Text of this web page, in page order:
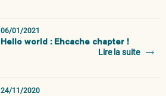
06/01/2021
Hello world : Ehcache chapter !
Lire la suite
24/11/2020